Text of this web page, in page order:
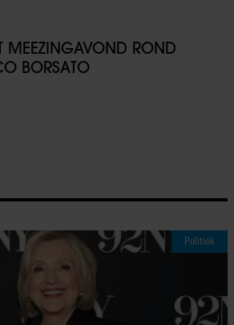
MEEZINGAVOND ROND
BORSATO
Politiek